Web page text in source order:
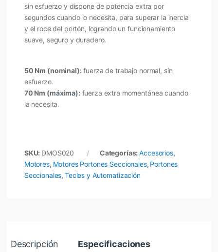
sin esfuerzo y dispone de potencia extra por
segundos cuando lo necesita, para superar la inercia
y el roce del portón, logrando un funcionamiento
suave, seguro y duradero.
50 Nm (nominal): fuerza de trabajo normal, sin
esfuerzo.
70 Nm (máxima): fuerza extra momentánea cuando
la necesita.
SKU: DMOS020 Categorías:Accesorios,
Motores, Motores Portones Seccionales, Portones
Seccionales,Tecles y Automatización
Descripción Especificaciones